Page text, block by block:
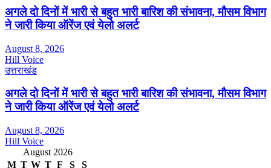
अगले दो दिनों में भारी से बहुत भारी बारिश की संभावना, मौसम विभाग
ने जारी किया ऑरेंज एवं येलो अलर्ट
August 8, 2026
Hill Voice
उत्तराखंड
अगले दो दिनों में भारी से बहुत भारी बारिश की संभावना, मौसम विभाग
ने जारी किया ऑरेंज एवं येलो अलर्ट
August 8, 2026
Hill Voice
August 2026
M T W T F S S